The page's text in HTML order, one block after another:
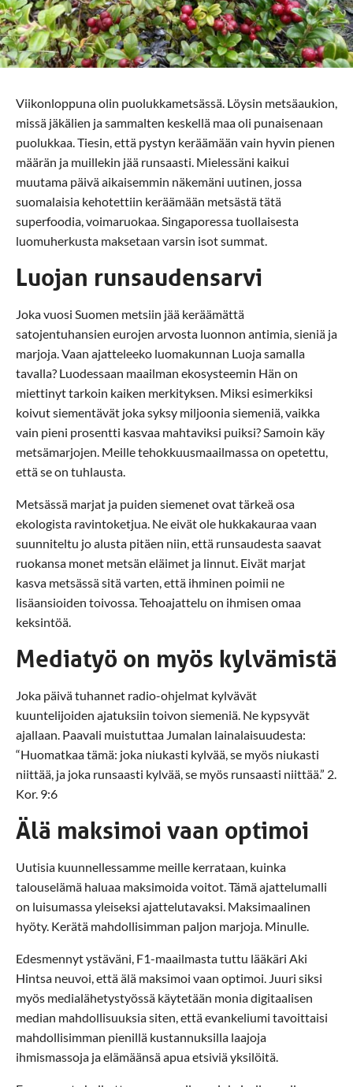
Viikonloppuna olin puolukkametsässä. Löysin metsäaukion,
missä jäkälien ja sammalten keskellä maa oli punaisenaan
puolukkaa. Tiesin, että pystyn keräämään vain hyvin pienen
määrän ja muillekin jää runsaasti. Mielessäni kaikui
muutama päivä aikaisemmin näkemäni uutinen, jossa
suomalaisia kehotettiin keräämään metsästä tätä
superfoodia, voimaruokaa. Singaporessa tuollaisesta
luomuherkusta maksetaan varsin isot summat.
Luojan runsaudensarvi
Joka vuosi Suomen metsiin jää keräämättä
satojentuhansien eurojen arvosta luonnon antimia, sieniä ja
marjoja. Vaan ajatteleeko luomakunnan Luoja samalla
tavalla? Luodessaan maailman ekosysteemin Hän on
miettinyt tarkoin kaiken merkityksen. Miksi esimerkiksi
koivut siementävät joka syksy miljoonia siemeniä, vaikka
vain pieni prosentti kasvaa mahtaviksi puiksi? Samoin käy
metsämarjojen. Meille tehokkuusmaailmassa on opetettu,
että se on tuhlausta.
Metsässä marjat ja puiden siemenet ovat tärkeä osa
ekologista ravintoketjua. Ne eivät ole hukkakauraa vaan
suunniteltu jo alusta pitäen niin, että runsaudesta saavat
ruokansa monet metsän eläimet ja linnut. Eivät marjat
kasva metsässä sitä varten, että ihminen poimii ne
lisäansioiden toivossa. Tehoajattelu on ihmisen omaa
keksintöä.
Mediatyö on myös kylvämistä
Joka päivä tuhannet radio-ohjelmat kylvävät
kuuntelijoiden ajatuksiin toivon siemeniä. Ne kypsyvät
ajallaan. Paavali muistuttaa Jumalan lainalaisuudesta:
“Huomatkaa tämä: joka niukasti kylvää, se myös niukasti
niittää, ja joka runsaasti kylvää, se myös runsaasti niittää.” 2.
Kor. 9:6
Älä maksimoi vaan optimoi
Uutisia kuunnellessamme meille kerrataan, kuinka
talouselämä haluaa maksimoida voitot. Tämä ajattelumalli
on luisumassa yleiseksi ajattelutavaksi. Maksimaalinen
hyöty. Kerätä mahdollisimman paljon marjoja. Minulle.
Edesmennyt ystäväni, F1-maailmasta tuttu lääkäri Aki
Hintsa neuvoi, että älä maksimoi vaan optimoi. Juuri siksi
myös medialähetystyössä käytetään monia digitaalisen
median mahdollisuuksia siten, että evankeliumi tavoittaisi
mahdollisimman pienillä kustannuksilla laajoja
ihmismassoja ja elämäänsä apua etsiviä yksilöitä.